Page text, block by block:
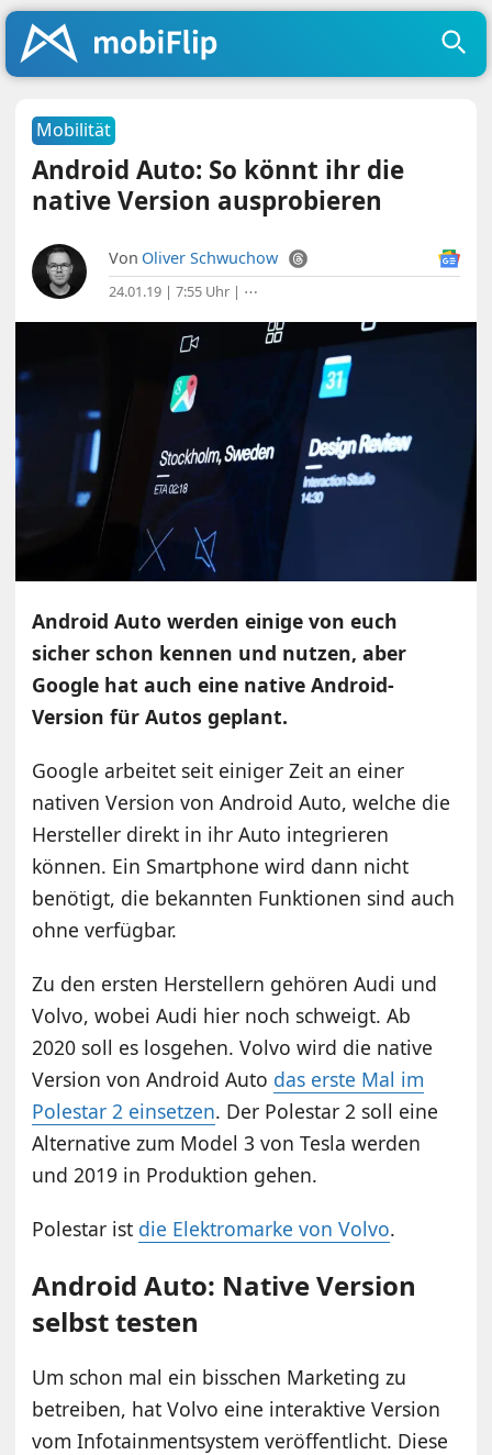
Mobilität
Android Auto: So könnt ihr die
native Version ausprobieren
Von Oliver Schwuchow
24.01.19 | 7:55 Uhr | ⋯
Android Auto werden einige von euch
sicher schon kennen und nutzen, aber
Google hat auch eine native Android-
Version für Autos geplant.
Google arbeitet seit einiger Zeit an einer
nativen Version von Android Auto, welche die
Hersteller direkt in ihr Auto integrieren
können. Ein Smartphone wird dann nicht
benötigt, die bekannten Funktionen sind auch
ohne verfügbar.
Zu den ersten Herstellern gehören Audi und
Volvo, wobei Audi hier noch schweigt. Ab
2020 soll es losgehen. Volvo wird die native
Version von Android Auto das erste Mal im
Polestar 2 einsetzen. Der Polestar 2 soll eine
Alternative zum Model 3 von Tesla werden
und 2019 in Produktion gehen.
Polestar ist die Elektromarke von Volvo.
Android Auto: Native Version
selbst testen
Um schon mal ein bisschen Marketing zu
betreiben, hat Volvo eine interaktive Version
vom Infotainmentsystem veröffentlicht. Diese